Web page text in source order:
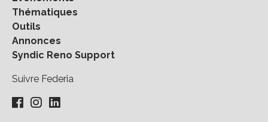
Thématiques
Outils
Annonces
Syndic Reno Support
Suivre Federia